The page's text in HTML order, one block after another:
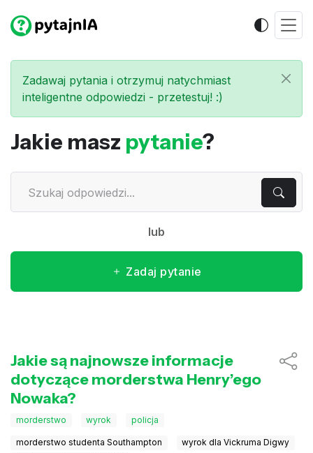
Zadawaj pytania i otrzymuj natychmiast
inteligentne odpowiedzi - przetestuj! :)
Jakie masz pytanie?
lub
Zadaj pytanie
Jakie są najnowsze informacje
dotyczące morderstwa Henry’ego
Nowaka?
morderstwo wyrok policja
morderstwo studenta Southampton
wyrok dla Vickruma Digwy